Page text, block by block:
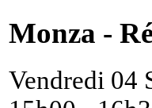
Monza -
Vendredi 04